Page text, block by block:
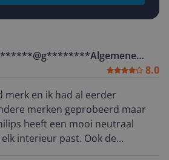
Algemene
score
8.0
merk en ik had al eerder
merken geprobeerd maar
heeft een mooi neutraal
interieur past. Ook de